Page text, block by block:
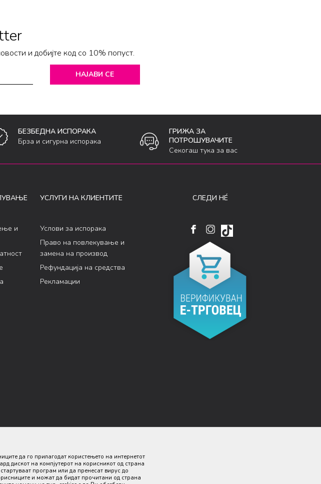
и добијте код со 10% попуст.
НАЈАВИ СЕ
БЕЗБЕДНА ИСПОРАКА
Брза и сигурна испорака
ГРИЖА ЗА
ПОТРОШУВАЧИТЕ
Секогаш тука за вас
и
УСЛУГИ НА КЛИЕНТИТЕ
Услови за испорака
Право на повлекување и
замена на производ
Рефундација на средства
Рекламации
СЛЕДИ НÉ
да го прилагодат користењето на интернетот
дискот на компјутерот на корисникот од страна
програм или да пренесат вирус до
и можат да бидат прочитани од страна